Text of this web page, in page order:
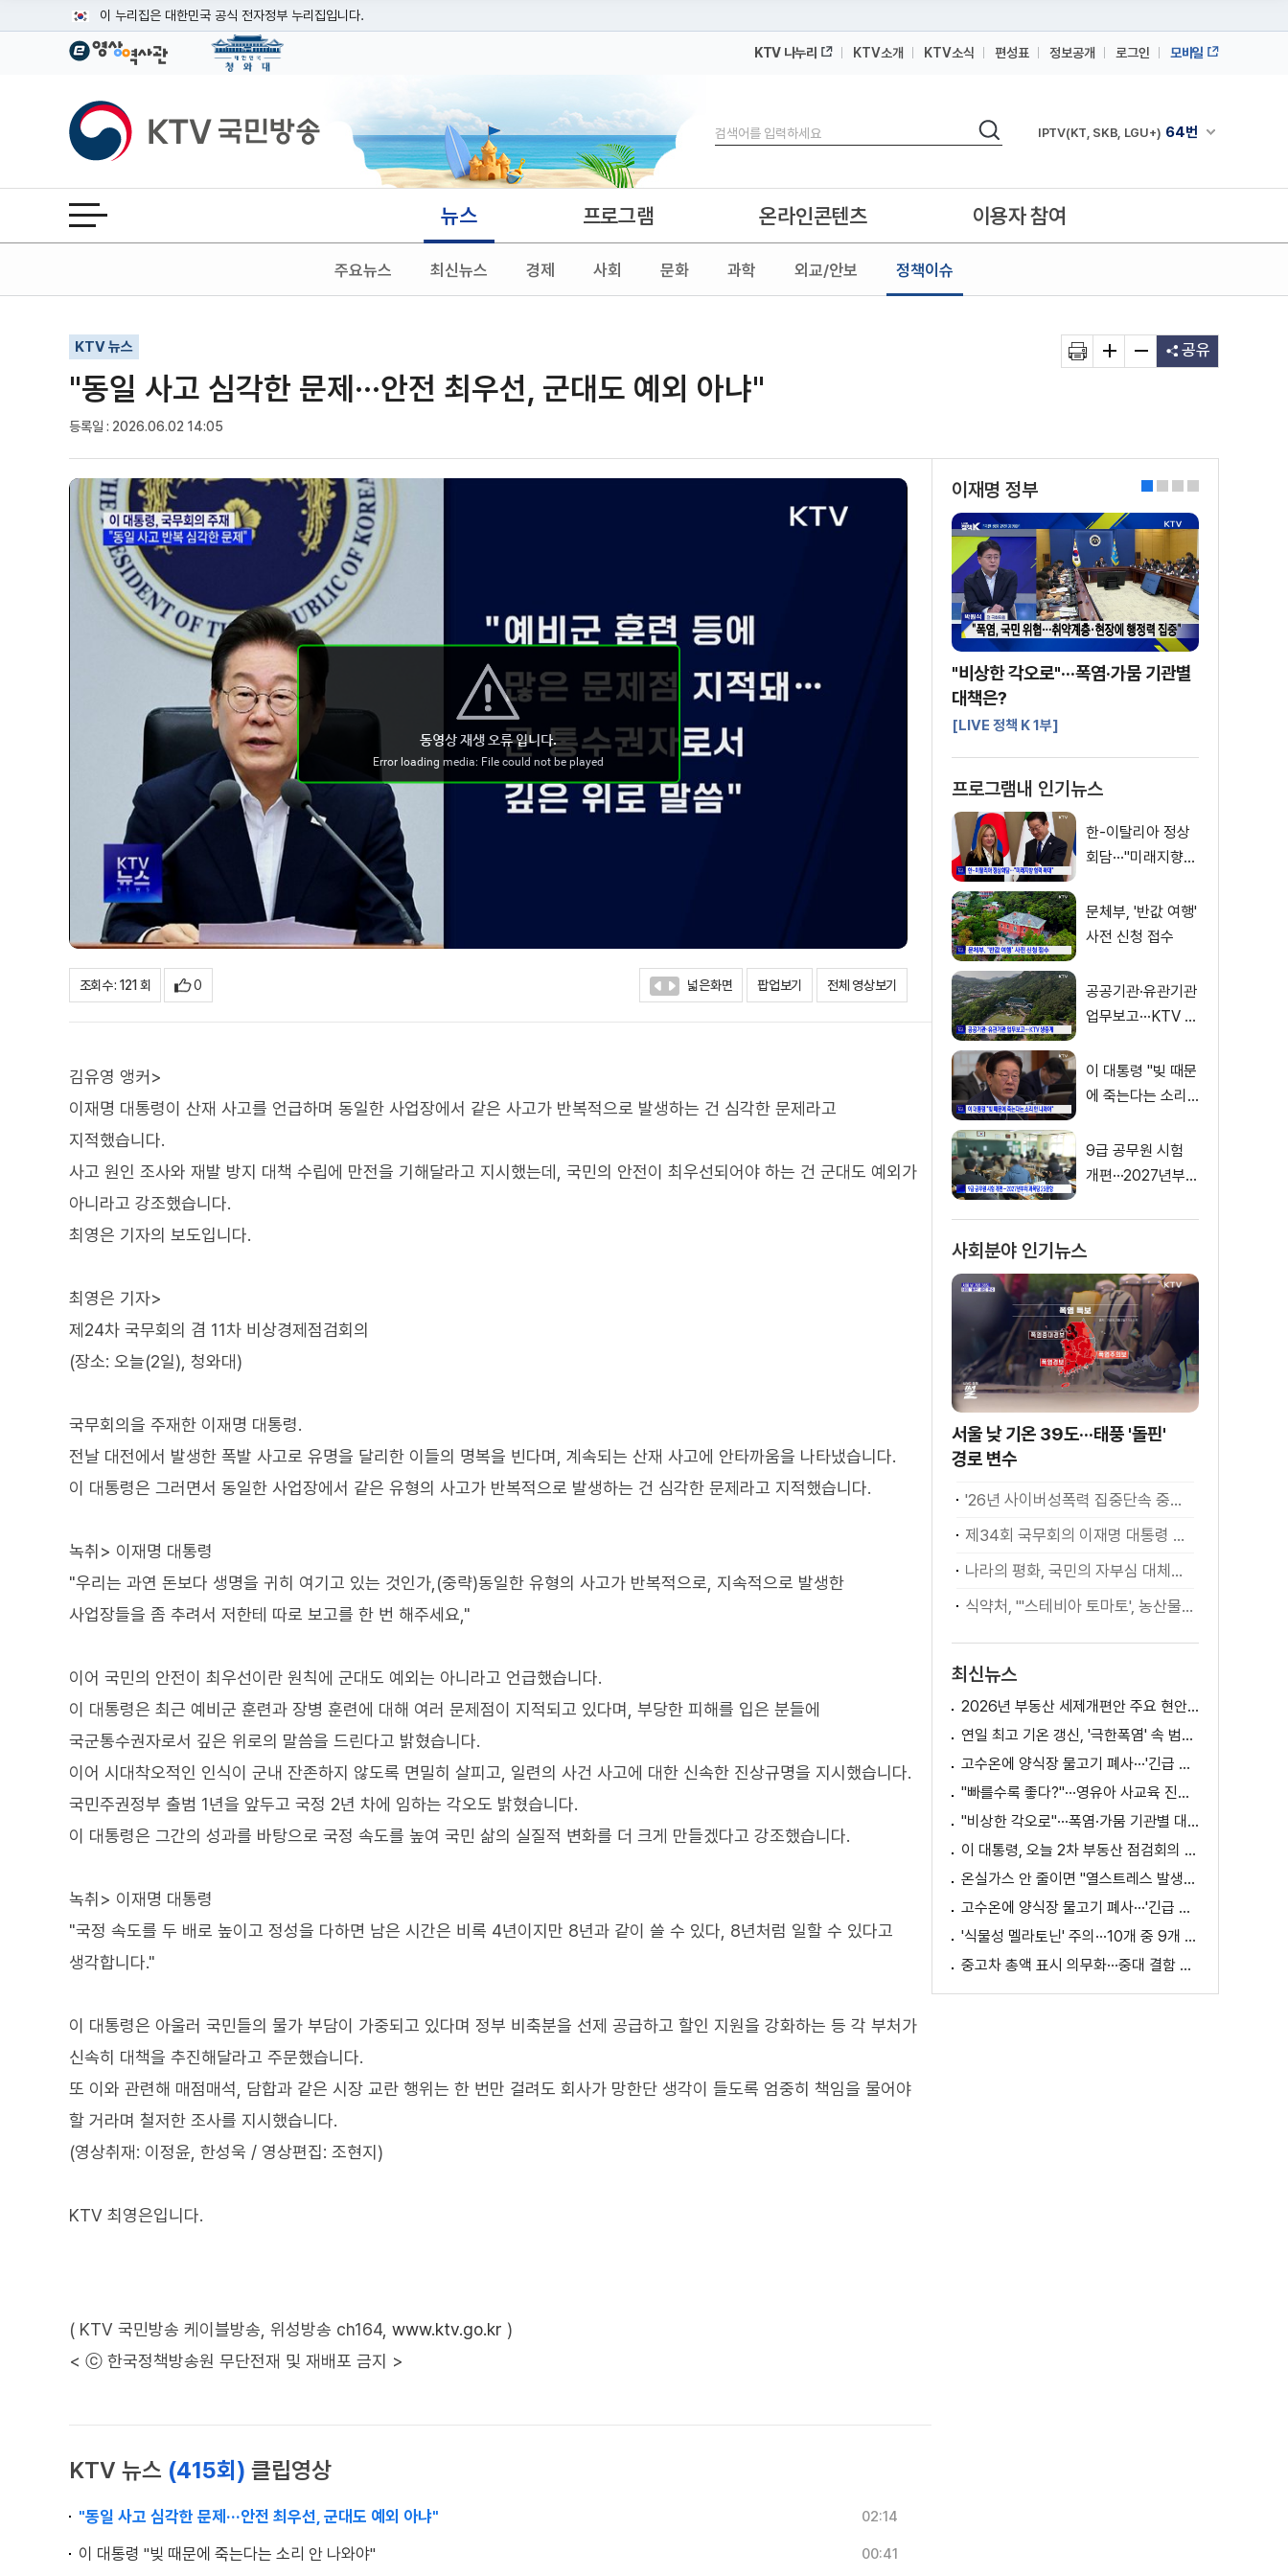
이 누리집은 대한민국 공식 전자정부 누리집입니다.
공식 누리집 주소 확인하기
이밖에 or.kr 또는 .kr등 다른 도메인 주소를 사용하고 있다면 아래 URL에서 도메인 주소를 확인해 보세요
운영중인 공식 누리집보기
KTV 나누리 KTV소개 KTV소식 편성표 정보공개 로그인 모바일
KTV국민방송
검색
검색 채널안내 펼쳐
IPTV(KT, SKB, LGU+) 64번
IPTV(KT, SKB, LGU+)
전체메뉴 열기 뉴스
주요뉴스 최신뉴스 경제 사회 문화 과학 외교/안보 정책이슈
프로그램 온라인콘텐츠 이용자 참여
KTV 뉴스
"동일 사고 심각한 문제···안전 최우선, 군대도 예외 아냐"
등록일 : 2026.06.02 14:05
기사인쇄
글자확대
글자축소 공유
조회수 : 121 회 0 넓은화면 팝업보기 전체 영상보기
김유영 앵커>
이재명 대통령이 산재 사고를 언급하며 동일한 사업장에서 같은 사고가 반복적으로 발생하는 건 심각한 문제라고
지적했습니다.
사고 원인 조사와 재발 방지 대책 수립에 만전을 기해달라고 지시했는데, 국민의 안전이 최우선되어야 하는 건 군대도 예외가
아니라고 강조했습니다.
최영은 기자의 보도입니다.
최영은 기자>
제24차 국무회의 겸 11차 비상경제점검회의
(장소: 오늘(2일), 청와대)
국무회의을 주재한 이재명 대통령.
전날 대전에서 발생한 폭발 사고로 유명을 달리한 이들의 명복을 빈다며, 계속되는 산재 사고에 안타까움을 나타냈습니다.
이 대통령은 그러면서 동일한 사업장에서 같은 유형의 사고가 반복적으로 발생하는 건 심각한 문제라고 지적했습니다.
녹취> 이재명 대통령
"우리는 과연 돈보다 생명을 귀히 여기고 있는 것인가,(중략)동일한 유형의 사고가 반복적으로, 지속적으로 발생한
사업장들을 좀 추려서 저한테 따로 보고를 한 번 해주세요,"
이어 국민의 안전이 최우선이란 원칙에 군대도 예외는 아니라고 언급했습니다.
이 대통령은 최근 예비군 훈련과 장병 훈련에 대해 여러 문제점이 지적되고 있다며, 부당한 피해를 입은 분들에
국군통수권자로서 깊은 위로의 말씀을 드린다고 밝혔습니다.
이어 시대착오적인 인식이 군내 잔존하지 않도록 면밀히 살피고, 일련의 사건 사고에 대한 신속한 진상규명을 지시했습니다.
국민주권정부 출범 1년을 앞두고 국정 2년 차에 임하는 각오도 밝혔습니다.
이 대통령은 그간의 성과를 바탕으로 국정 속도를 높여 국민 삶의 실질적 변화를 더 크게 만들겠다고 강조했습니다.
녹취> 이재명 대통령
"국정 속도를 두 배로 높이고 정성을 다하면 남은 시간은 비록 4년이지만 8년과 같이 쓸 수 있다, 8년처럼 일할 수 있다고
생각합니다."
이 대통령은 아울러 국민들의 물가 부담이 가중되고 있다며 정부 비축분을 선제 공급하고 할인 지원을 강화하는 등 각 부처가
신속히 대책을 추진해달라고 주문했습니다.
또 이와 관련해 매점매석, 담합과 같은 시장 교란 행위는 한 번만 걸려도 회사가 망한단 생각이 들도록 엄중히 책임을 물어야
할 거라며 철저한 조사를 지시했습니다.
(영상취재: 이정윤, 한성욱 / 영상편집: 조현지)
KTV 최영은입니다.
( KTV 국민방송 케이블방송, 위성방송 ch164, www.ktv.go.kr )
< ⓒ 한국정책방송원 무단전재 및 재배포 금지 >
KTV 뉴스 (415회) 클립영상
"동일 사고 심각한 문제···안전 최우선, 군대도 예외 아냐" 02:14
이 대통령 "빚 때문에 죽는다는 소리 안 나와야" 00:41
이재명 정부 0
1
2
3
"비상한 각오로"···폭염·가뭄 기관별
대책은?
[LIVE 정책 K 1부]
프로그램내 인기뉴스
한-이탈리아 정상
회담···"미래지향
문체부, '반값 여행'
사전 신청 접수
공공기관·유관기관
업무보고···KTV 생
이 대통령 "빚 때문
에 죽는다는 소리
9급 공무원 시험
개편···2027년부터
사회분야 인기뉴스
서울 낮 기온 39도···태풍 '돌핀'
경로 변수
'26년 사이버성폭력 집중단속 중간성과 발표···향후 추진계획은?
제34회 국무회의 이재명 대통령 모두발언
나라의 평화, 국민의 자부심 대체불가 대한민국 이재명 대통령 모두말씀
식약처, "'스테비아 토마토', 농산물 아닌 가공식품"
최신뉴스
2026년 부동산 세제개편안 주요 현안 팩트체크 [K-정책 사용법]
연일 최고 기온 갱신, '극한폭염' 속 범정부 피해 예방 대책은? [정.주.행]
고수온에 양식장 물고기 폐사···'긴급 방류' 지원
"빠를수록 좋다?"···영유아 사교육 진실과 해법은?
"비상한 각오로"···폭염·가뭄 기관별 대책은?
이 대통령, 오늘 2차 부동산 점검회의 주재
온실가스 안 줄이면 "열스트레스 발생일 29배 증가"
고수온에 양식장 물고기 폐사···'긴급 방류' 지원
'식물성 멜라토닌' 주의···10개 중 9개 처방 용량 초과
중고차 총액 표시 의무화···중대 결함 시 '계약 해제'